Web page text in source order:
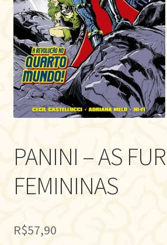
PANINI – AS
FEMININAS
R$57,90